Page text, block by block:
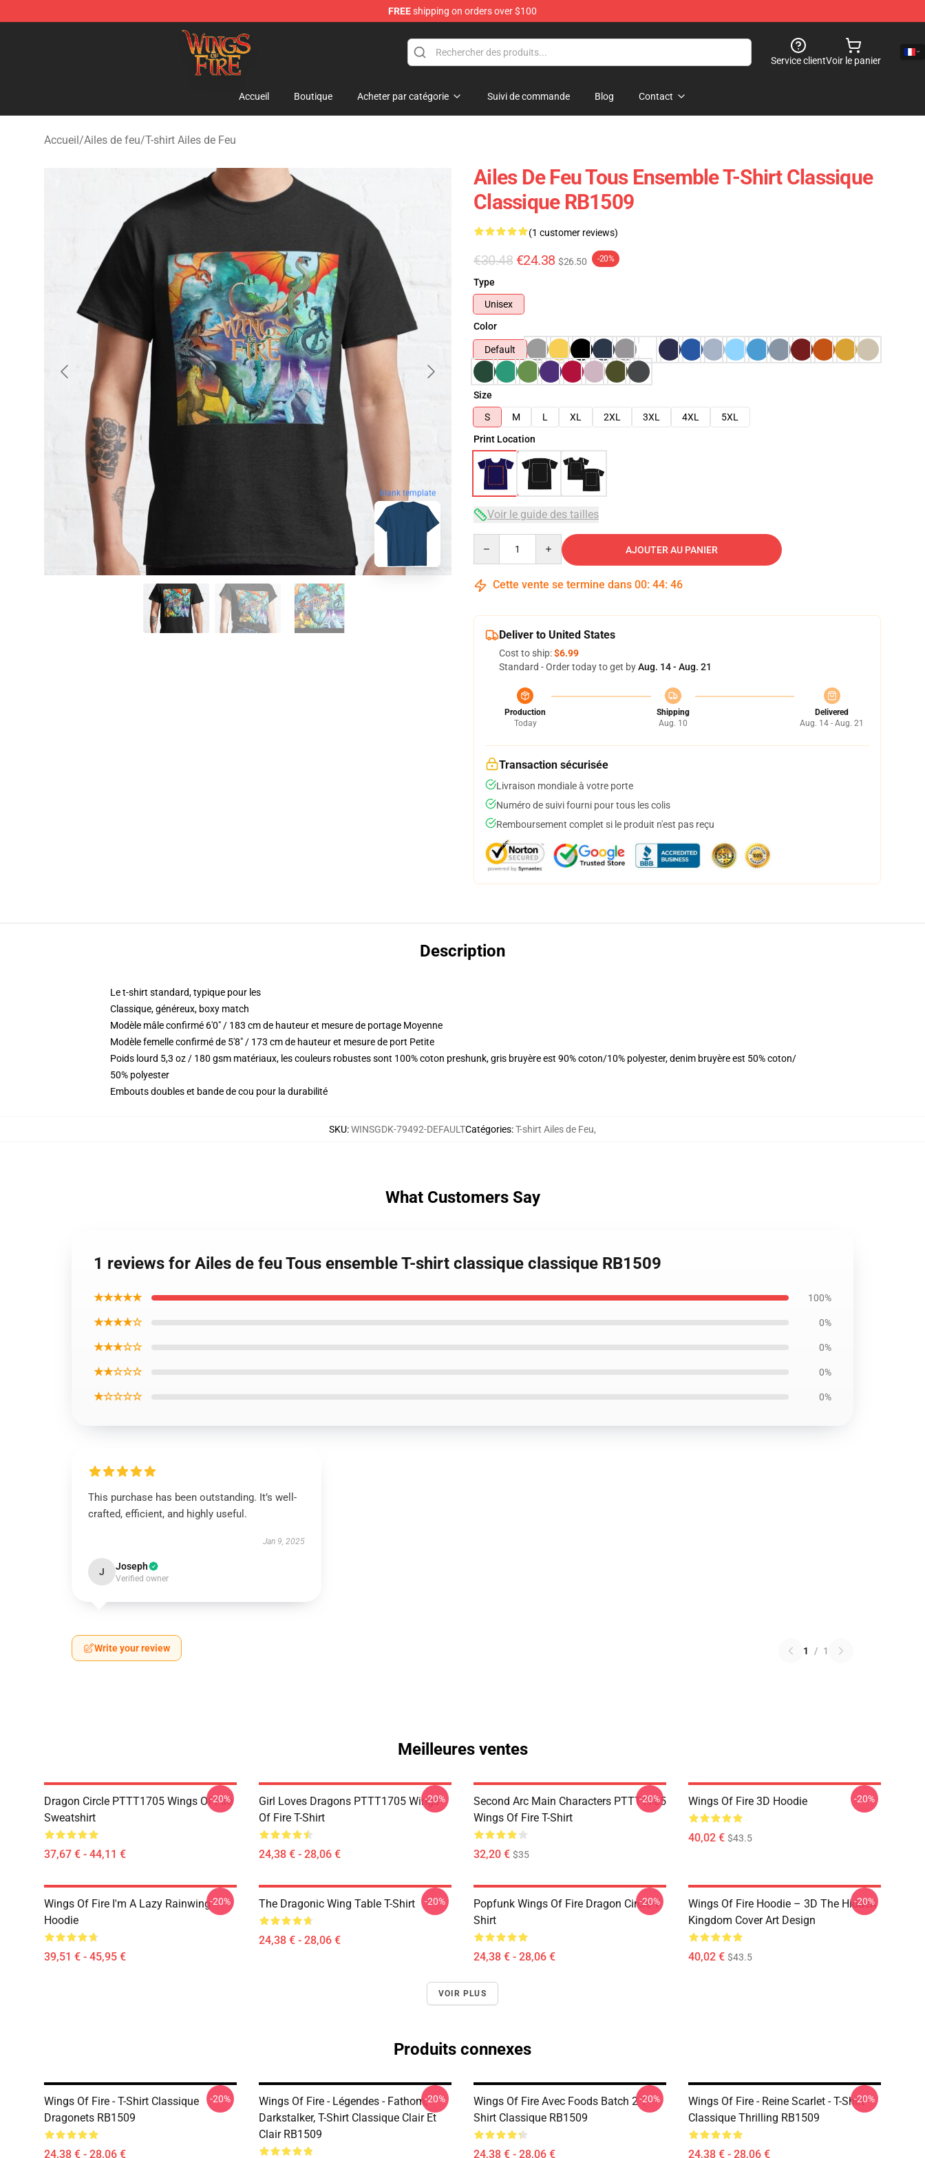
FREEshipping on orders over $100
Wings of Fire Shop - Official Wings of Fire Merchandise Store
Service clientVoir le panier
Accueil Boutique Acheter par catégorie Suivi de commande Blog Contact
Accueil/Ailes de feu/T-shirt Ailes de Feu
blank template
Ailes De Feu Tous Ensemble T-Shirt Classique
Classique RB1509
(1 customer reviews)
€30.48 €24.38 $26.50 -20%
Type
Unisex
Color
Default
Size
S
M L XL 2XL 3XL 4XL
5XL
Print Location
Voir le guide des tailles
AJOUTER AU PANIER
Cette vente se termine dans 00: 44: 45
Deliver to United States
Cost to ship:$6.99
Standard - Order today to get byAug. 14 - Aug. 21
Production
Today
Shipping
Aug. 10
Delivered
Aug. 14 - Aug. 21
Transaction sécurisée
Livraison mondiale à votre porte
Numéro de suivi fourni pour tous les colis
Remboursement complet si le produit n'est pas reçu
Description
Le t-shirt standard, typique pour les
Classique, généreux, boxy match
Modèle mâle confirmé 6'0" / 183 cm de hauteur et mesure de portage Moyenne
Modèle femelle confirmé de 5'8" / 173 cm de hauteur et mesure de port Petite
Poids lourd 5,3 oz / 180 gsm matériaux, les couleurs robustes sont 100% coton preshunk, gris bruyère est 90% coton/10% polyester, denim bruyère est 50% coton/
50% polyester
Embouts doubles et bande de cou pour la durabilité
SKU:WINSGDK-79492-DEFAULTCatégories:T-shirt Ailes de Feu,
What Customers Say
1 reviews for Ailes de feu Tous ensemble T-shirt classique classique RB1509
★★★★★ 100%
★★★★☆ 0%
★★★☆☆ 0%
★★☆☆☆ 0%
★☆☆☆☆ 0%
This purchase has been outstanding. It’s well-
crafted, efficient, and highly useful.
Jan 9, 2025
J Joseph
Verified owner
Write your review 1 / 1
Meilleures ventes
Dragon Circle PTTT1705 Wings Of Fire
Sweatshirt
37,67 € - 44,11 €
-20%
Girl Loves Dragons PTTT1705 Wings
Of Fire T-Shirt
24,38 € - 28,06 €
-20%
Second Arc Main Characters PTTT1705
Wings Of Fire T-Shirt
32,20 € $35
-20% Wings Of Fire 3D Hoodie
40,02 € $43.5
-20%
Wings Of Fire I'm A Lazy Rainwing
Hoodie
39,51 € - 45,95 €
-20% The Dragonic Wing Table T-Shirt
24,38 € - 28,06 €
-20%
Popfunk Wings Of Fire Dragon Circle T
Shirt
24,38 € - 28,06 €
-20%
Wings Of Fire Hoodie – 3D The Hidden
Kingdom Cover Art Design
40,02 € $43.5
-20%
VOIR PLUS
Produits connexes
Wings Of Fire - T-Shirt Classique
Dragonets RB1509
24,38 € - 28,06 €
-20%
Wings Of Fire - Légendes - Fathom,
Darkstalker, T-Shirt Classique Clair Et
Clair RB1509
-20%
Wings Of Fire Avec Foods Batch 2 T-
Shirt Classique RB1509
24,38 € - 28,06 €
-20%
Wings Of Fire - Reine Scarlet - T-Shirt
Classique Thrilling RB1509
24,38 € - 28,06 €
-20%